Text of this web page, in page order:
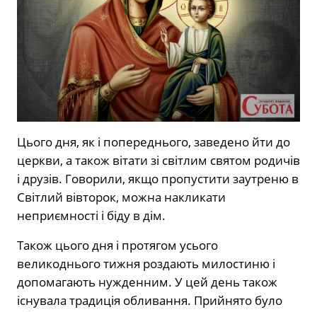
Цього дня, як і попереднього, заведено йти до
церкви, а також вітати зі світлим святом родичів
і друзів. Говорили, якщо пропустити заутреню в
Світлий вівторок, можна накликати
неприємності і біду в дім.
Також цього дня і протягом усього
великоднього тижня роздають милостиню і
допомагають нужденним. У цей день також
існувала традиція обливання. Прийнято було